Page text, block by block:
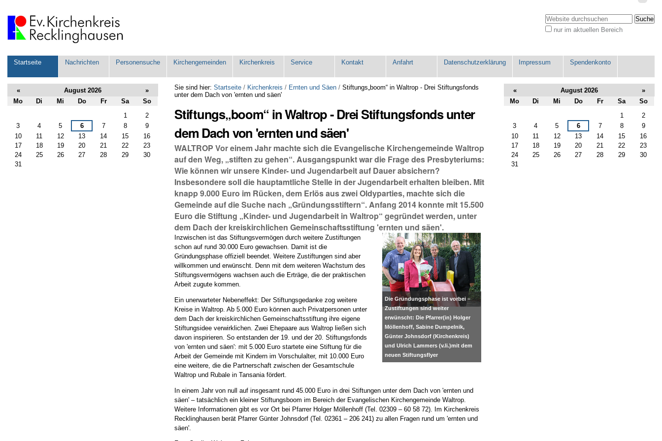
Inhalt
Direkt
Navigation
Werkzeuge
Website durchsuchen
nur im aktuellen Bereich
Sektionen
Startseite Nachrichten Personensuche Kirchengemeinden Kirchenkreis Service Kontakt Anfahrt Datenschutzerklärung Impressum Spendenkonto
Sie sind hier: Startseite / Kirchenkreis / Ernten und Säen /Stiftungs„boom“ in Waltrop - Drei Stiftungsfonds
unter dem Dach von 'ernten und säen'
Stiftungs„boom“ in Waltrop - Drei Stiftungsfonds unter
dem Dach von 'ernten und säen'
WALTROP Vor einem Jahr machte sich die Evangelische Kirchengemeinde Waltrop
auf den Weg, „stiften zu gehen“. Ausgangspunkt war die Frage des Presbyteriums:
Wie können wir unsere Kinder- und Jugendarbeit auf Dauer absichern?
Insbesondere soll die hauptamtliche Stelle in der Jugendarbeit erhalten bleiben. Mit
knapp 9.000 Euro im Rücken, dem Erlös aus zwei Oldyparties, machte sich die
Gemeinde auf die Suche nach „Gründungsstiftern“. Anfang 2014 konnte mit 15.500
Euro die Stiftung „Kinder- und Jugendarbeit in Waltrop“ gegründet werden, unter
dem Dach der kreiskirchlichen Gemeinschaftsstiftung 'ernten und säen'.
Die Gründungsphase ist vorbei –
Zustiftungen sind weiter
erwünscht: Die Pfarrer(in) Holger
Möllenhoff, Sabine Dumpelnik,
Günter Johnsdorf (Kirchenkreis)
und Ulrich Lammers (v.li.)mit dem
neuen Stiftungsflyer
Inzwischen ist das Stiftungsvermögen durch weitere Zustiftungen
schon auf rund 30.000 Euro gewachsen. Damit ist die
Gründungsphase offiziell beendet. Weitere Zustiftungen sind aber
willkommen und erwünscht. Denn mit dem weiteren Wachstum des
Stiftungsvermögens wachsen auch die Erträge, die der praktischen
Arbeit zugute kommen.
Ein unerwarteter Nebeneffekt: Der Stiftungsgedanke zog weitere
Kreise in Waltrop. Ab 5.000 Euro können auch Privatpersonen unter
dem Dach der kreiskirchlichen Gemeinschaftsstiftung ihre eigene
Stiftungsidee verwirklichen. Zwei Ehepaare aus Waltrop ließen sich
davon inspirieren. So entstanden der 19. und der 20. Stiftungsfonds
von 'ernten und säen': mit 5.000 Euro startete eine Stiftung für die
Arbeit der Gemeinde mit Kindern im Vorschulalter, mit 10.000 Euro
eine weitere, die die Partnerschaft zwischen der Gesamtschule
Waltrop und Rubale in Tansania fördert.
In einem Jahr von null auf insgesamt rund 45.000 Euro in drei Stiftungen unter dem Dach von 'ernten und
säen' – tatsächlich ein kleiner Stiftungsboom im Bereich der Evangelischen Kirchengemeinde Waltrop.
Weitere Informationen gibt es vor Ort bei Pfarrer Holger Möllenhoff (Tel. 02309 – 60 58 72). Im Kirchenkreis
Recklinghausen berät Pfarrer Günter Johnsdorf (Tel. 02361 – 206 241) zu allen Fragen rund um 'ernten und
säen'.
« August 2026 »
Mo Di Mi Do Fr Sa
So
1
2
3
4 5 6 7 8
9
10
11 12 13 14 15
16
17
18 19 20 21 22
23
24
25 26 27 28 29
30
31
« August 2026 »
Mo Di Mi Do Fr Sa
So
1
2
3
4 5 6 7 8
9
10
11 12 13 14 15
16
17
18 19 20 21 22
23
24
25 26 27 28 29
30
31